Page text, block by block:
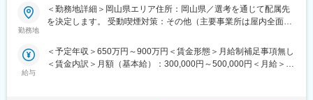
（3）長期就業／キャリア形成が可能
弊社所属のMRはシニア（50代）がボリュームゾーン。プロジェ
■企業の特徴
【具体的な業務詳細】
いただきます。
・担当エリアの訪問医療施設のターゲティング、担当医療施設へ
勤務地
＜勤務地詳細＞岡山県エリア住所：岡山県／選考を通じて配属先
を決定します。 受動喫煙対策：その他（主要事業所は屋内全面禁
給与
＜予定年収＞650万円～900万円＜賃金形態＞月給制補足事項無し
＜賃金内訳＞月額（基本給）：300,000円～500,000円＜月給＞